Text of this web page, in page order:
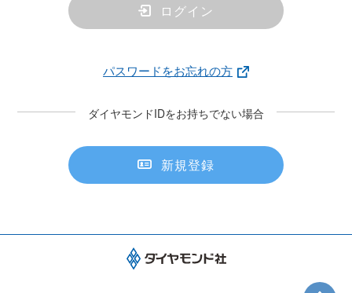
ログイン
パスワードをお忘れの方
ダイヤモンドIDをお持ちでない場合
新規登録